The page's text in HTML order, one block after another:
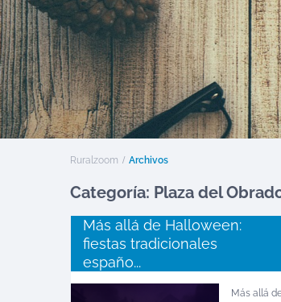
Ruralzoom Archivos
Categoría: Plaza del
Más allá de Halloween:
fiestas tradicionales
españo...
Más allá